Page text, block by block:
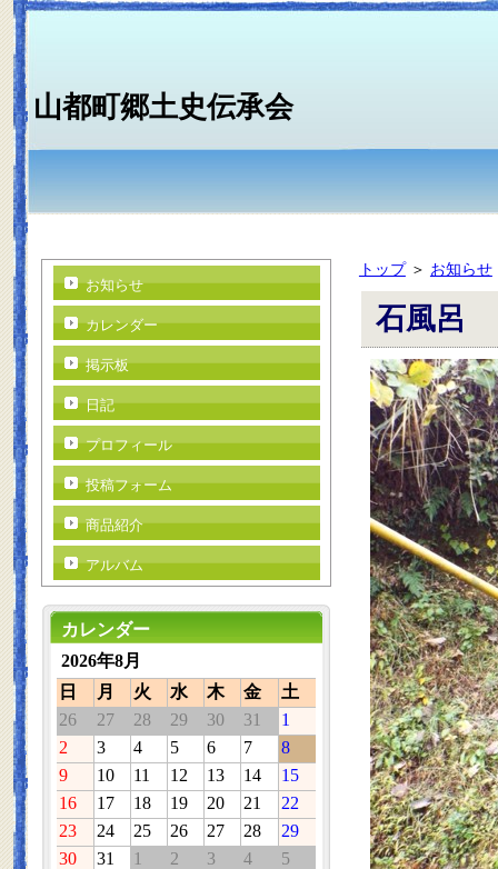
山都町郷土史伝承会
トップ＞ お知らせ
石風呂
お知らせ
カレンダー
掲示板
日記
プロフィール
投稿フォーム
商品紹介
アルバム
カレンダー
2026年8月
日
月 火 水 木 金
土
26
27 28 29 30 31
1
2
3 4 5 6 7
8
9
10 11 12 13 14
15
16
17 18 19 20 21
22
23
24 25 26 27 28
29
30
31 1 2 3 4 5